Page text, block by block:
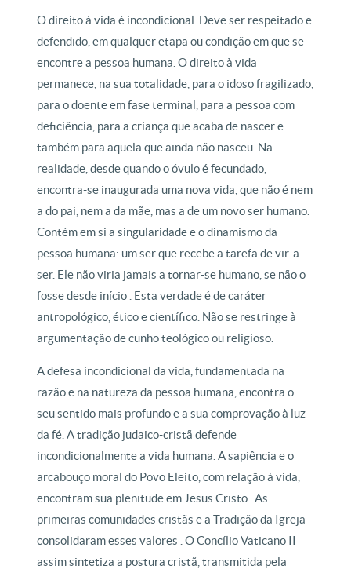
O direito à vida é incondicional. Deve ser respeitado e
defendido, em qualquer etapa ou condição em que se
encontre a pessoa humana. O direito à vida
permanece, na sua totalidade, para o idoso fragilizado,
para o doente em fase terminal, para a pessoa com
deficiência, para a criança que acaba de nascer e
também para aquela que ainda não nasceu. Na
realidade, desde quando o óvulo é fecundado,
encontra-se inaugurada uma nova vida, que não é nem
a do pai, nem a da mãe, mas a de um novo ser humano.
Contém em si a singularidade e o dinamismo da
pessoa humana: um ser que recebe a tarefa de vir-a-
ser. Ele não viria jamais a tornar-se humano, se não o
fosse desde início . Esta verdade é de caráter
antropológico, ético e científico. Não se restringe à
argumentação de cunho teológico ou religioso.
A defesa incondicional da vida, fundamentada na
razão e na natureza da pessoa humana, encontra o
seu sentido mais profundo e a sua comprovação à luz
da fé. A tradição judaico-cristã defende
incondicionalmente a vida humana. A sapiência e o
arcabouço moral do Povo Eleito, com relação à vida,
encontram sua plenitude em Jesus Cristo . As
primeiras comunidades cristãs e a Tradição da Igreja
consolidaram esses valores . O Concílio Vaticano II
assim sintetiza a postura cristã, transmitida pela